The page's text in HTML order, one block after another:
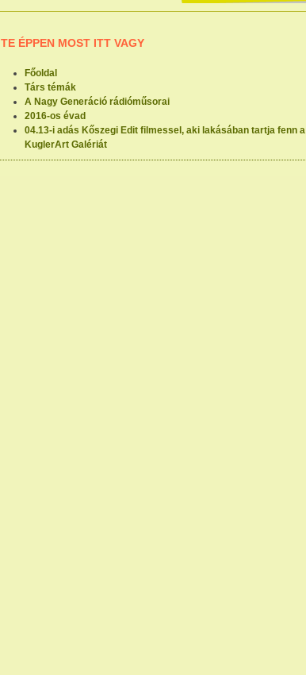
TE ÉPPEN MOST ITT VAGY
Főoldal
Társ témák
A Nagy Generáció rádióműsorai
2016-os évad
04.13-i adás Kőszegi Edit filmessel, aki lakásában tartja fenn a
KuglerArt Galériát